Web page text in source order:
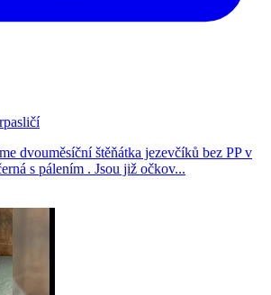
dvouměsíční štěňátka jezevčíků bez PP v
s pálením . Jsou již očkov...